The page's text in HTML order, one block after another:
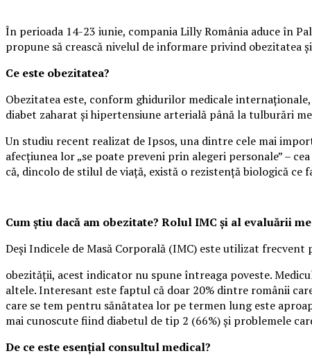
În perioada 14-23 iunie, compania Lilly România aduce în
propune să crească nivelul de informare privind obezitatea
Ce este obezitatea?
Obezitatea este, conform ghidurilor medicale
diabet zaharat și hipertensiune arterială până la tulburări
Un studiu recent realizat de Ipsos, una dintre cele mai
afecțiunea lor „se poate preveni prin alegeri personale” –
că, dincolo de stilul de viață, există o rezistență biologică
Cum știu dacă am obezitate? Rolul IMC și al evaluării
Deși Indicele de Masă Corporală (IMC) este utilizat frecvent
obezității, acest indicator nu spune întreaga poveste.
altele. Interesant este faptul că doar 20% dintre românii
care se tem pentru sănătatea lor pe termen lung este
mai cunoscute fiind diabetul de tip 2 (66%) și problemele
De ce este esențial consultul medical?